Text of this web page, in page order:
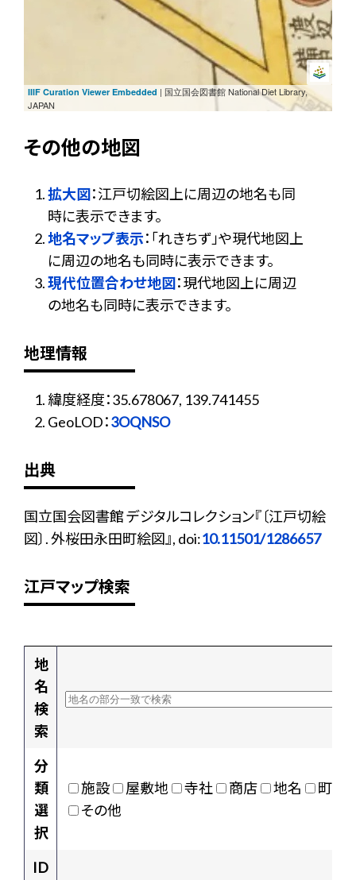
IIIF Curation Viewer Embedded | 国立国会図書館 National Diet Library,
JAPAN
その他の地図
拡大図：江戸切絵図上に周辺の地名も同
時に表示できます。
地名マップ表示：「れきちず」や現代地図上
に周辺の地名も同時に表示できます。
現代位置合わせ地図：現代地図上に周辺
の地名も同時に表示できます。
地理情報
緯度経度：35.678067, 139.741455
GeoLOD：3OQNSO
出典
国立国会図書館 デジタルコレクション『〔江戸切絵
図〕. 外桜田永田町絵図』, doi:10.11501/1286657
江戸マップ検索
地
名
検
索
分
類
選
択
施設 屋敷地 寺社 商店 地名
町村
その他
ID